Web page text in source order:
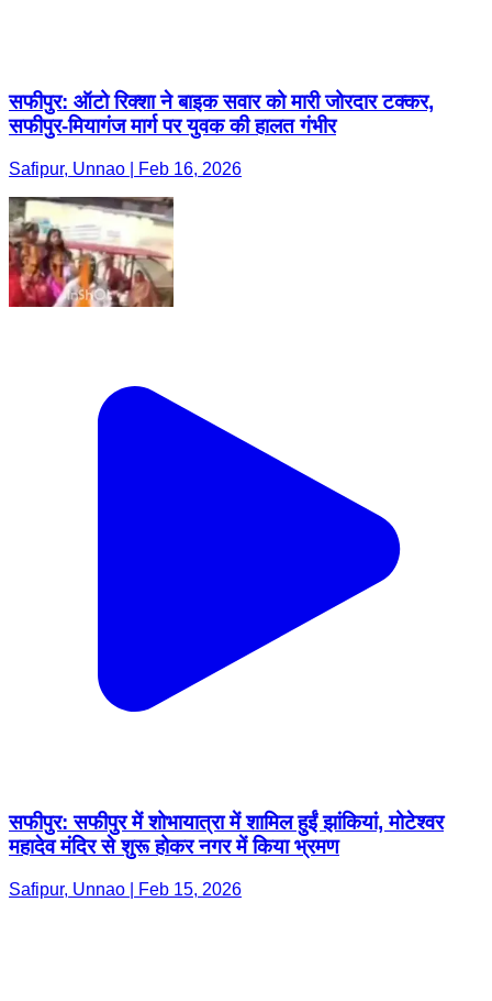
सफीपुर: सफीपुर में शोभायात्रा में शामिल हुईं झांकियां, मोटेश्वर
महादेव मंदिर से शुरू होकर नगर में किया भ्रमण